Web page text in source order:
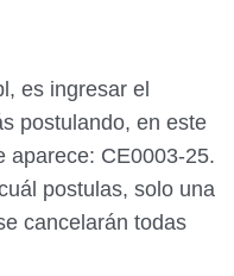
es ingresar el
postulando, en este
aparece: CE0003-25.
postulas, solo una
cancelarán todas